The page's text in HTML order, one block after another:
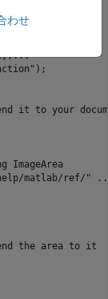
...
);
it to your
matlab/ref/"
the area to it
わせ